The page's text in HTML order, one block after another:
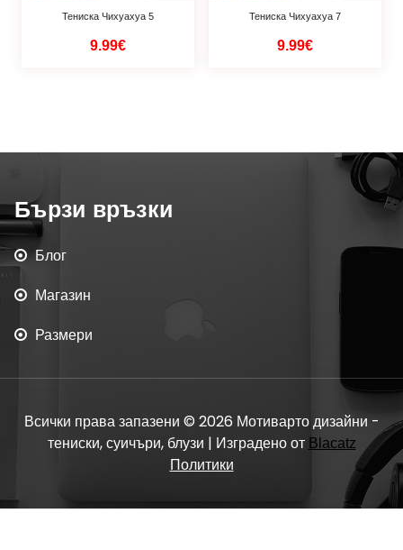
Тениска Чихуахуа 5
9.99€
Тениска Чихуахуа 7
9.99€
Бързи връзки
Блог
Магазин
Размери
Всички права запазени © 2026 Мотиварто дизайни -
тениски, суичъри, блузи | Изградено от Blacatz
Политики